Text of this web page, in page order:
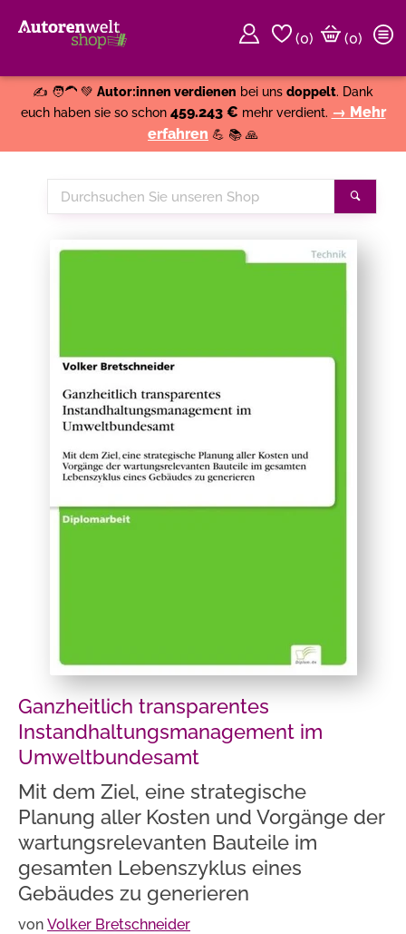
(0)
(0)
✍️ 🧑‍🦱 💚 Autor:innen verdienen bei uns doppelt. Dank
euch haben sie so schon 459.243 € mehr verdient. → Mehr
erfahren 💪 📚 🙏
Durchsuchen
Sie
Shop
Ganzheitlich transparentes
Instandhaltungsmanagement im
Umweltbundesamt
Mit dem Ziel, eine strategische
Planung aller Kosten und Vorgänge der
wartungsrelevanten Bauteile im
gesamten Lebenszyklus eines
Gebäudes zu generieren
von Volker Bretschneider